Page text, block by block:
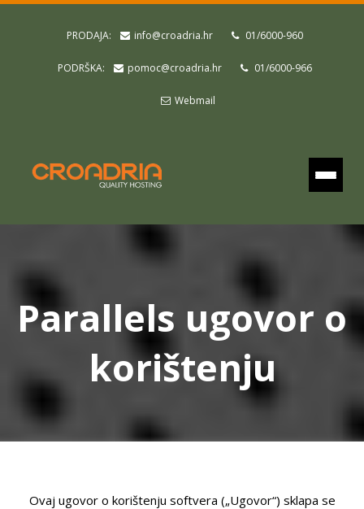
PRODAJA: info@croadria.hr 01/6000-960
PODRŠKA: pomoc@croadria.hr 01/6000-966
Webmail
Parallels ugovor o
korištenju
Ovaj ugovor o korištenju softvera („Ugovor“) sklapa se